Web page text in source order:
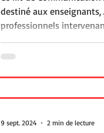
destiné aux enseignants,
professionnels
Il regroupe des
de langage assisté,
Évolutif et collaboratif, il
et aux besoins du terrain.
9 sept. 2024 2 min de lecture